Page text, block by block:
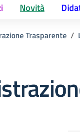
Novità
Trasparente